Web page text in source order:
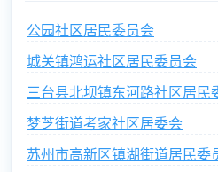
公园社区居民委员会
城关镇鸿运社区居民委员会
三台县北坝镇东河路社区居民
梦芝街道考家社区居委会
苏州市高新区镇湖街道居民委